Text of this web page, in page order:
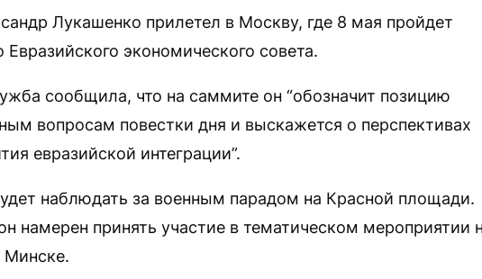
Лукашенко прилетел в Москву, где 8 мая пройдет
экономического совета.
сообщила, что на саммите он “обозначит позицию
вопросам повестки дня и выскажется о перспективах
евразийской интеграции”.
наблюдать за военным парадом на Красной площади.
намерен принять участие в тематическом мероприятии